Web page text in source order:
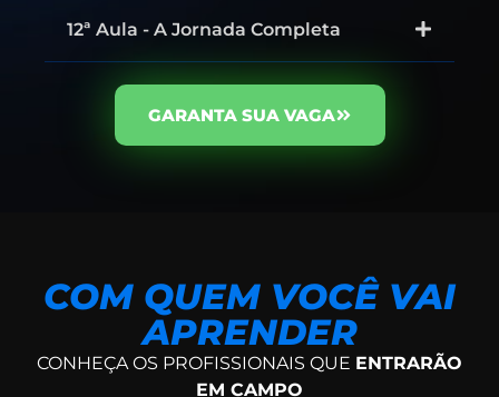
12ª Aula - A Jornada Completa
GARANTA SUA VAGA
COM QUEM VOCÊ VAI
APRENDER
CONHEÇA OS PROFISSIONAIS QUE ENTRARÃO
EM CAMPO